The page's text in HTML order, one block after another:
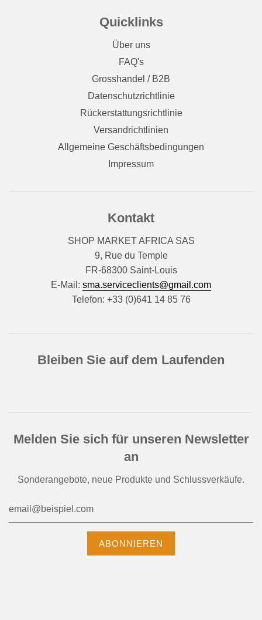
Quicklinks
Über uns
FAQ's
Grosshandel / B2B
Datenschutzrichtlinie
Rückerstattungsrichtlinie
Versandrichtlinien
Allgemeine Geschäftsbedingungen
Impressum
Kontakt
SHOP MARKET AFRICA SAS
9, Rue du Temple
FR-68300 Saint-Louis
E-Mail: sma.serviceclients@gmail.com
Telefon: +33 (0)641 14 85 76
Bleiben Sie auf dem Laufenden
Melden Sie sich für unseren Newsletter
an
Sonderangebote, neue Produkte und Schlussverkäufe.